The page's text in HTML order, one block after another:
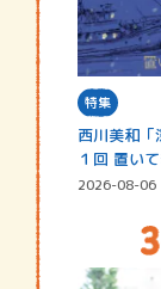
特集
西川美和「
１回 置い
2026-08-06